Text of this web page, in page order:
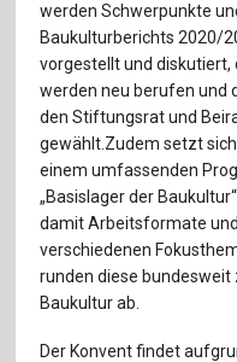
Für Autor:innen
Verlag
Sprache / Language: DE
werden Schwerpunkte
Baukulturberichts 2020/
vorgestellt und diskutiert,
werden neu berufen und
den Stiftungsrat und
gewählt.Zudem setzt
einem umfassenden
„Basislager der
damit Arbeitsformate
verschiedenen
runden diese
Baukultur ab.
Der Konvent findet